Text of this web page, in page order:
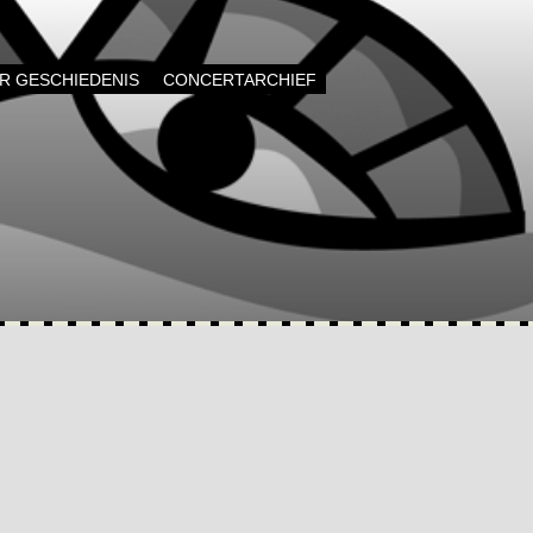
GESCHIEDENIS CONCERTARCHIEF